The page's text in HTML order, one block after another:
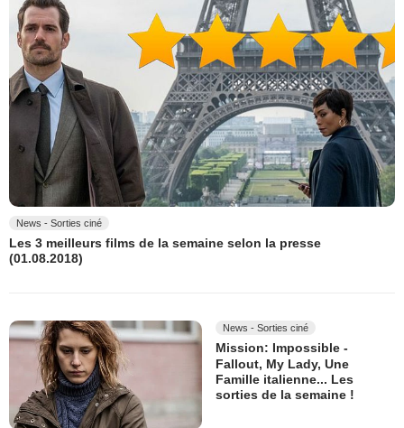
News - Sorties ciné
Les 3 meilleurs films de la semaine selon la presse
(01.08.2018)
News - Sorties ciné
Mission: Impossible -
Fallout, My Lady, Une
Famille italienne... Les
sorties de la semaine !